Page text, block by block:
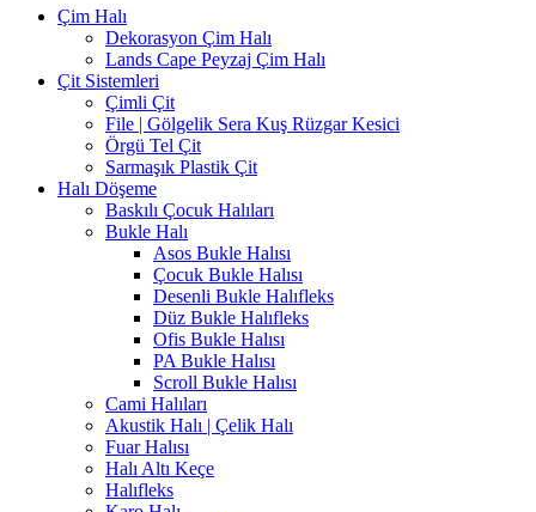
Çim Halı
Dekorasyon Çim Halı
Lands Cape Peyzaj Çim Halı
Çit Sistemleri
Çimli Çit
File | Gölgelik Sera Kuş Rüzgar Kesici
Örgü Tel Çit
Sarmaşık Plastik Çit
Halı Döşeme
Baskılı Çocuk Halıları
Bukle Halı
Asos Bukle Halısı
Çocuk Bukle Halısı
Desenli Bukle Halıfleks
Düz Bukle Halıfleks
Ofis Bukle Halısı
PA Bukle Halısı
Scroll Bukle Halısı
Cami Halıları
Akustik Halı | Çelik Halı
Fuar Halısı
Halı Altı Keçe
Halıfleks